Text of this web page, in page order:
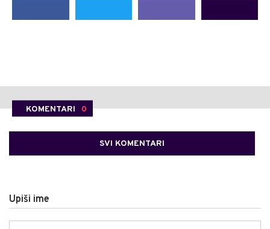
KOMENTARI 0
SVI KOMENTARI
Upiši ime